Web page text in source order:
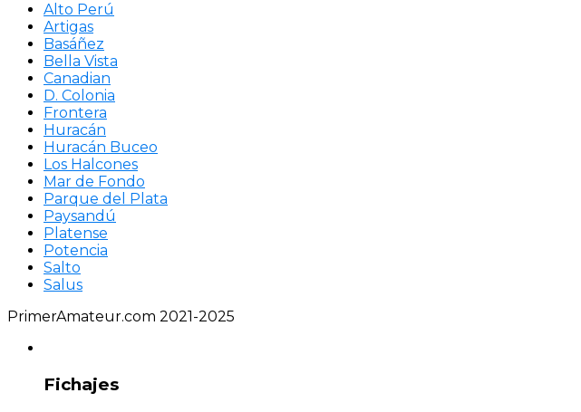
Alto Perú
Artigas
Basáñez
Bella Vista
Canadian
D. Colonia
Frontera
Huracán
Huracán Buceo
Los Halcones
Mar de Fondo
Parque del Plata
Paysandú
Platense
Potencia
Salto
Salus
PrimerAmateur.com 2021-2025
Fichajes